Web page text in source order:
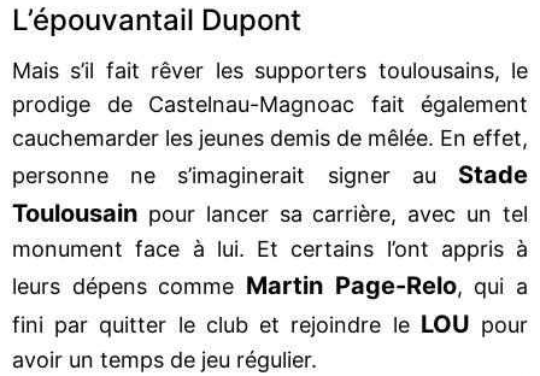
L’épouvantail Dupont
Mais s’il fait rêver les supporters toulousains, le
prodige de Castelnau-Magnoac fait également
cauchemarder les jeunes demis de mêlée. En effet,
personne ne s’imaginerait signer au Stade
Toulousain pour lancer sa carrière, avec un tel
monument face à lui. Et certains l’ont appris à
leurs dépens comme Martin Page-Relo, qui a
fini par quitter le club et rejoindre le LOU pour
avoir un temps de jeu régulier.